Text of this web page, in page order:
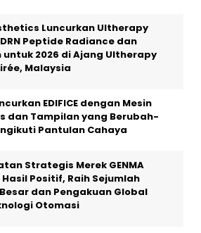
Luncurkan Ultherapy
Peptide Radiance dan
untuk 2026 di Ajang Ultherapy
Malaysia
EDIFICE dengan Mesin
dan Tampilan yang Berubah-
Pantulan Cahaya
Strategis Merek GENMA
Positif, Raih Sejumlah
dan Pengakuan Global
Otomasi